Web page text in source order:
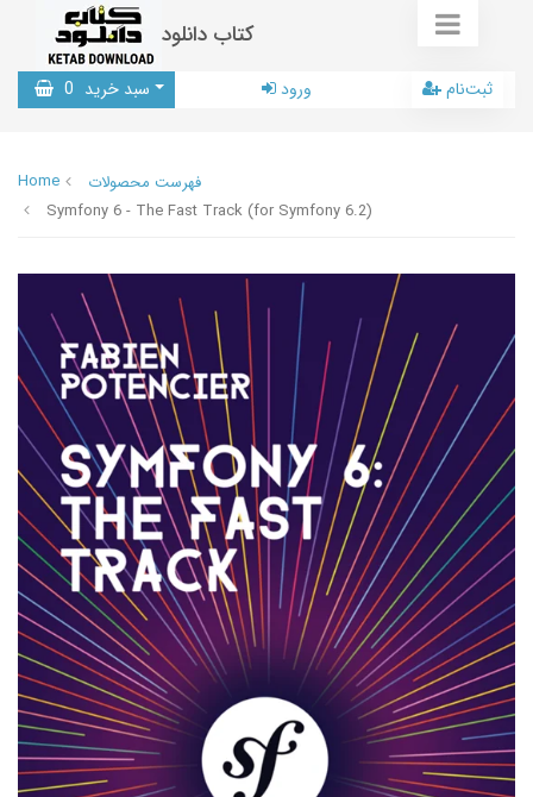
کتاب دانلود
سبد خرید 0 ورود ثبت‌نام
Home
فهرست محصولات
Symfony 6 - The Fast Track (for Symfony 6.2)